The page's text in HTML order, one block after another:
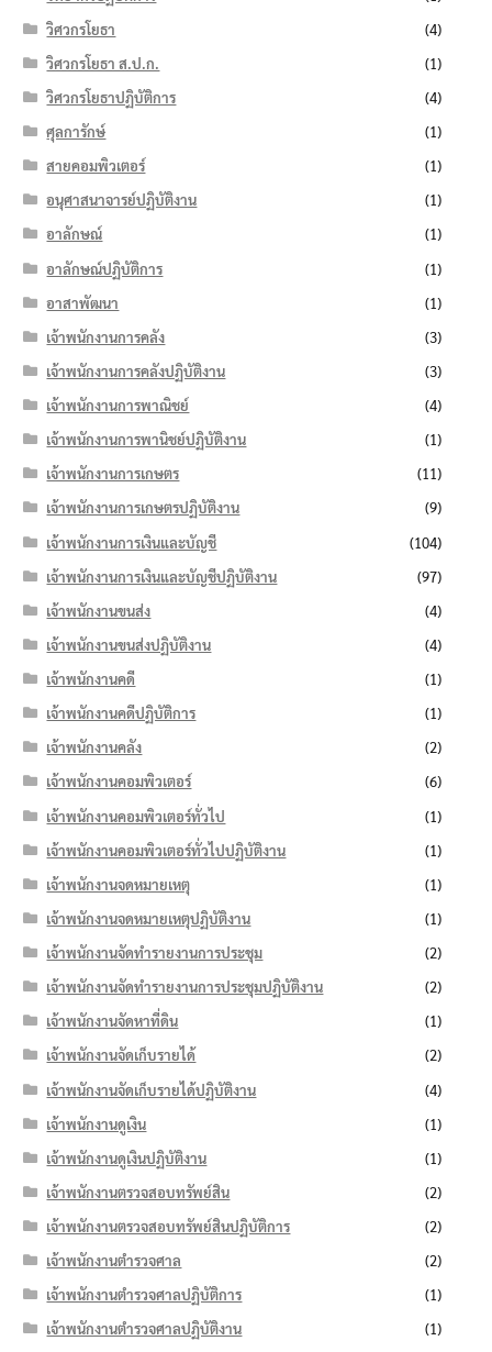
วิศวกรโยธา
(4)
วิศวกรโยธา ส.ป.ก.
(1)
วิศวกรโยธาปฏิบัติการ
(4)
ศุลการักษ์
(1)
สายคอมพิวเตอร์
(1)
อนุศาสนาจารย์ปฏิบัติงาน
(1)
อาลักษณ์
(1)
อาลักษณ์ปฏิบัติการ
(1)
อาสาพัฒนา
(1)
เจ้าพนักงานการคลัง
(3)
เจ้าพนักงานการคลังปฏิบัติงาน
(3)
เจ้าพนักงานการพาณิชย์
(4)
เจ้าพนักงานการพานิชย์ปฏิบัติงาน
(1)
เจ้าพนักงานการเกษตร
(11)
เจ้าพนักงานการเกษตรปฏิบัติงาน
(9)
เจ้าพนักงานการเงินและบัญชี
(104)
เจ้าพนักงานการเงินและบัญชีปฏิบัติงาน
(97)
เจ้าพนักงานขนส่ง
(4)
เจ้าพนักงานขนส่งปฏิบัติงาน
(4)
เจ้าพนักงานคดี
(1)
เจ้าพนักงานคดีปฏิบัติการ
(1)
เจ้าพนักงานคลัง
(2)
เจ้าพนักงานคอมพิวเตอร์
(6)
เจ้าพนักงานคอมพิวเตอร์ทั่วไป
(1)
เจ้าพนักงานคอมพิวเตอร์ทั่วไปปฏิบัติงาน
(1)
เจ้าพนักงานจดหมายเหตุ
(1)
เจ้าพนักงานจดหมายเหตุปฏิบัติงาน
(1)
เจ้าพนักงานจัดทำรายงานการประชุม
(2)
เจ้าพนักงานจัดทำรายงานการประชุมปฏิบัติงาน
(2)
เจ้าพนักงานจัดหาที่ดิน
(1)
เจ้าพนักงานจัดเก็บรายได้
(2)
เจ้าพนักงานจัดเก็บรายได้ปฏิบัติงาน
(4)
เจ้าพนักงานดูเงิน
(1)
เจ้าพนักงานดูเงินปฏิบัติงาน
(1)
เจ้าพนักงานตรวจสอบทรัพย์สิน
(2)
เจ้าพนักงานตรวจสอบทรัพย์สินปฏิบัติการ
(2)
เจ้าพนักงานตำรวจศาล
(2)
เจ้าพนักงานตำรวจศาลปฏิบัติการ
(1)
เจ้าพนักงานตำรวจศาลปฏิบัติงาน
(1)